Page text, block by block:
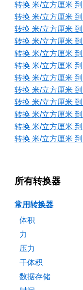
转换 米/立方厘米
转换 米/立方厘米
转换 米/立方厘米
转换 米/立方厘米
转换 米/立方厘米
转换 米/立方厘米
转换 米/立方厘米
转换 米/立方厘米
转换 米/立方厘米
转换 米/立方厘米
转换 米/立方厘米
转换 米/立方厘米
所有转换器
常用转换器
体积
力
压力
干体积
数据存储